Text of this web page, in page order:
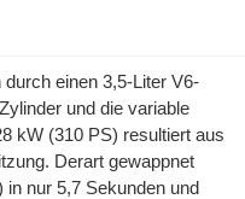
einen 3,5-Liter V6-
und die variable
kW (310 PS) resultiert aus
Derart gewappnet
nur 5,7 Sekunden und